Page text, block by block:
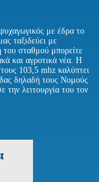
με έδρα το
ταξιδεύει με
του σταθμού μπορείτε
και αγροτικά νέα. Η
103,5 mhz καλύπτει
δηλαδή τους Νομούς
την λειτουργία του τον